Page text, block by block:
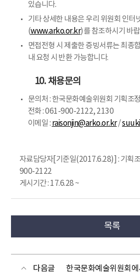
있습니다.
기타 상세한 내용은 우리 위원회 인터
(www.arko.or.kr)를 참조하시기 바
면접전형 시 제출한 증빙서류는 최종
내 요청 시 반환 가능합니다.
10. 채용문의
문의처 : 한국문화예술위원회 기획조
전화 : 061-900-2122, 2130
이메일 : raisonjin@arko.or.kr/
자료담당자[기준일(2017.6.28)] : 기획
900-2122
게시기간 : 17.6.28 ~
목록
다음글
한국문화예술위원회